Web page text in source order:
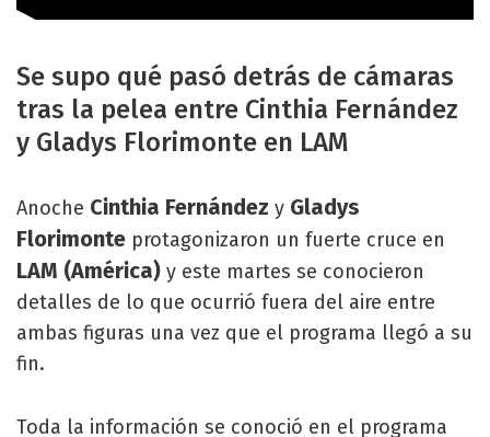
Se supo qué pasó detrás de cámaras
tras la pelea entre Cinthia Fernández
y Gladys Florimonte en LAM
Anoche Cinthia Fernández y Gladys
Florimonte protagonizaron un fuerte cruce en
LAM (América) y este martes se conocieron
detalles de lo que ocurrió fuera del aire entre
ambas figuras una vez que el programa llegó a su
fin.
Toda la información se conoció en el programa